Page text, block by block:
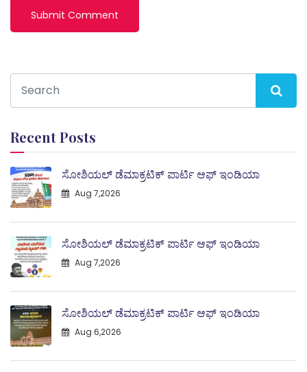
Recent Posts
ಸೋಶಿಯಲ್ ಡೆಮಾಕ್ರಟಿಕ್ ಪಾರ್ಟಿ ಆಫ್ ಇಂಡಿಯಾ
Aug 7,2026
ಸೋಶಿಯಲ್ ಡೆಮಾಕ್ರಟಿಕ್ ಪಾರ್ಟಿ ಆಫ್ ಇಂಡಿಯಾ
Aug 7,2026
ಸೋಶಿಯಲ್ ಡೆಮಾಕ್ರಟಿಕ್ ಪಾರ್ಟಿ ಆಫ್ ಇಂಡಿಯಾ
Aug 6,2026